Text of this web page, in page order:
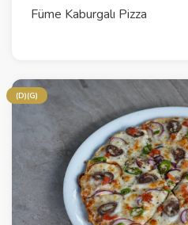
Füme Kaburgalı Pizza
(D)(G)